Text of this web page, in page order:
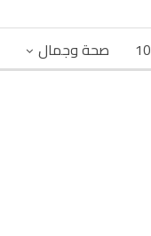
صحة وجمال